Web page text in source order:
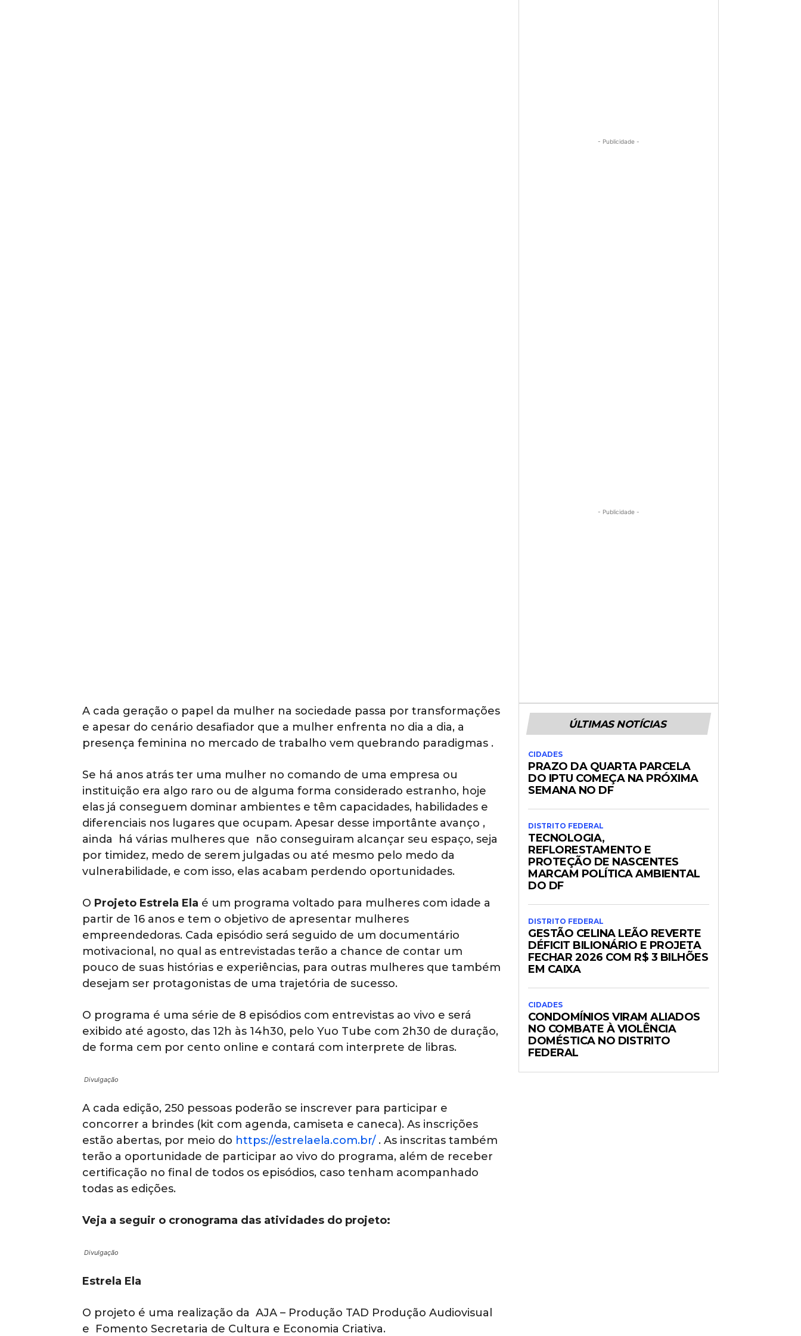
- Publicidade -
- Publicidade -
A cada geração o papel da mulher na sociedade passa por transformações
e apesar do cenário desafiador que a mulher enfrenta no dia a dia, a
presença feminina no mercado de trabalho vem quebrando paradigmas .
Se há anos atrás ter uma mulher no comando de uma empresa ou
instituição era algo raro ou de alguma forma considerado estranho, hoje
elas já conseguem dominar ambientes e têm capacidades, habilidades e
diferenciais nos lugares que ocupam. Apesar desse importânte avanço ,
ainda há várias mulheres que não conseguiram alcançar seu espaço, seja
por timidez, medo de serem julgadas ou até mesmo pelo medo da
vulnerabilidade, e com isso, elas acabam perdendo oportunidades.
O Projeto Estrela Ela é um programa voltado para mulheres com idade a
partir de 16 anos e tem o objetivo de apresentar mulheres
empreendedoras. Cada episódio será seguido de um documentário
motivacional, no qual as entrevistadas terão a chance de contar um
pouco de suas histórias e experiências, para outras mulheres que também
desejam ser protagonistas de uma trajetória de sucesso.
O programa é uma série de 8 episódios com entrevistas ao vivo e será
exibido até agosto, das 12h às 14h30, pelo Yuo Tube com 2h30 de duração,
de forma cem por cento online e contará com interprete de libras.
Divulgação
A cada edição, 250 pessoas poderão se inscrever para participar e
concorrer a brindes (kit com agenda, camiseta e caneca). As inscrições
estão abertas, por meio do https://estrelaela.com.br/. As inscritas também
terão a oportunidade de participar ao vivo do programa, além de receber
certificação no final de todos os episódios, caso tenham acompanhado
todas as edições.
Veja a seguir o cronograma das atividades do projeto:
Divulgação
Estrela Ela
O projeto é uma realização da AJA – Produção TAD Produção Audiovisual
e Fomento Secretaria de Cultura e Economia Criativa.
ÚLTIMAS NOTÍCIAS
CIDADES
PRAZO DA QUARTA PARCELA
DO IPTU COMEÇA NA PRÓXIMA
SEMANA NO DF
DISTRITO FEDERAL
TECNOLOGIA,
REFLORESTAMENTO E
PROTEÇÃO DE NASCENTES
MARCAM POLÍTICA AMBIENTAL
DO DF
DISTRITO FEDERAL
GESTÃO CELINA LEÃO REVERTE
DÉFICIT BILIONÁRIO E PROJETA
FECHAR 2026 COM R$ 3 BILHÕES
EM CAIXA
CIDADES
CONDOMÍNIOS VIRAM ALIADOS
NO COMBATE À VIOLÊNCIA
DOMÉSTICA NO DISTRITO
FEDERAL